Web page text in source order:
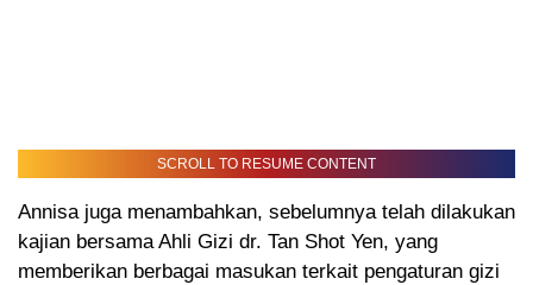
SCROLL TO RESUME CONTENT
Annisa juga menambahkan, sebelumnya telah dilakukan
kajian bersama Ahli Gizi dr. Tan Shot Yen, yang
memberikan berbagai masukan terkait pengaturan gizi